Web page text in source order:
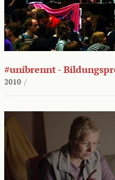
#unibrennt -
2010 /